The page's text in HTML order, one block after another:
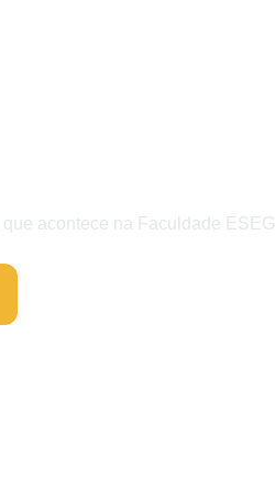
acontece na Faculdade ESEG